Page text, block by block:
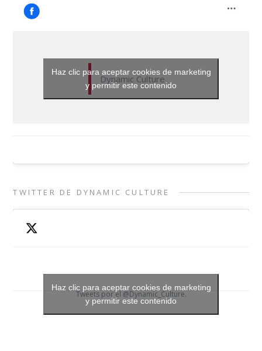
Dynamic Culture
Haz clic para aceptar cookies de marketing
y permitir este contenido
TWITTER DE DYNAMIC CULTURE
Tweets por el @Dynamic_Culture.
Haz clic para aceptar cookies de marketing
y permitir este contenido